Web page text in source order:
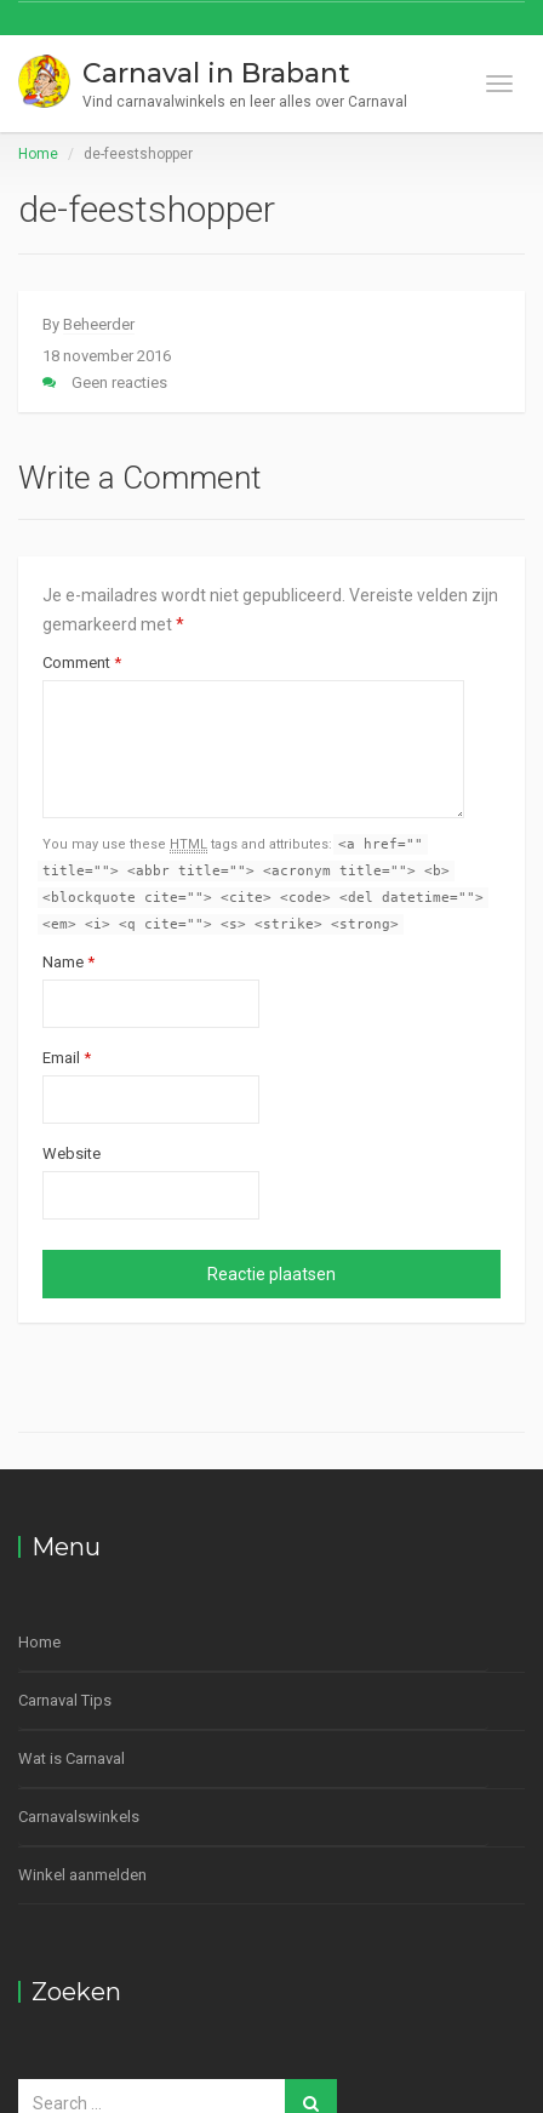
Carnaval in Brabant
Vind carnavalwinkels en leer alles over Carnaval
Home de-feestshopper
de-feestshopper
By Beheerder
18 november 2016
Geen reacties
Write a Comment
Je e-mailadres wordt niet gepubliceerd. Vereiste velden zijn
gemarkeerd met*
Comment *
You may use these HTML tags and attributes: <a href=""
title=""> <abbr title=""> <acronym title=""> <b>
<blockquote cite=""> <cite> <code> <del datetime="">
<em> <i> <q cite=""> <s> <strike> <strong>
Name *
Email *
Website
Menu
Home
Carnaval Tips
Wat is Carnaval
Carnavalswinkels
Winkel aanmelden
Zoeken